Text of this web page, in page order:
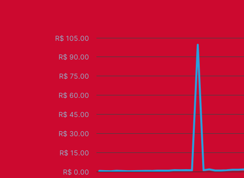
R$ 0.00
R$ 15.00
R$ 30.00
R$ 45.00
R$ 60.00
R$ 75.00
R$ 90.00
R$ 105.00